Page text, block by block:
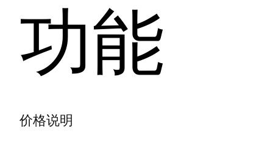
功能
价格说明